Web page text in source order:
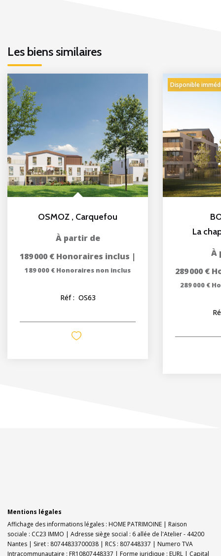
Les biens similaires
OSMOZ , Carquefou
189 000 € Honoraires inclus |
189 000 € Honoraires non inclus
Réf : OS63
Disponible
La
289 000 €
289 000 €
Mentions légales
Affichage des informations légales : HOME PATRIMOINE | Raison
sociale : CC23 IMMO | Adresse siège social : 6 allée de l'Atelier - 44200
Nantes | Siret : 80744833700038 | RCS : 807448337 | Numero TVA
Intracommunautaire : FR10807448337 | Forme juridique : EURL | Capital